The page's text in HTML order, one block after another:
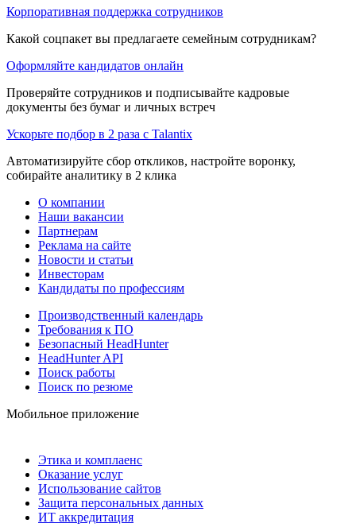
Корпоративная поддержка сотрудников
Какой соцпакет вы предлагаете семейным сотрудникам?
Оформляйте кандидатов онлайн
Проверяйте сотрудников и подписывайте кадровые
документы без бумаг и личных встреч
Ускорьте подбор в 2 раза с Talantix
Автоматизируйте сбор откликов, настройте воронку,
собирайте аналитику в 2 клика
О компании
Наши вакансии
Партнерам
Реклама на сайте
Новости и статьи
Инвесторам
Кандидаты по профессиям
Производственный календарь
Требования к ПО
Безопасный HeadHunter
HeadHunter API
Поиск работы
Поиск по резюме
Мобильное приложение
Этика и комплаенс
Оказание услуг
Использование сайтов
Защита персональных данных
ИТ аккредитация